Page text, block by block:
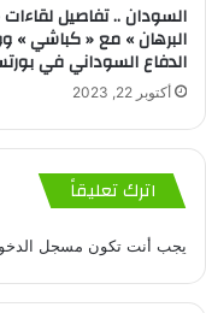
السودان .. تفاصيل
البرهان » مع « كباشي »
الدفاع السوداني في
أكتوبر 22, 2023
اترك تعليقاً
يجب أنت تكون مسجل